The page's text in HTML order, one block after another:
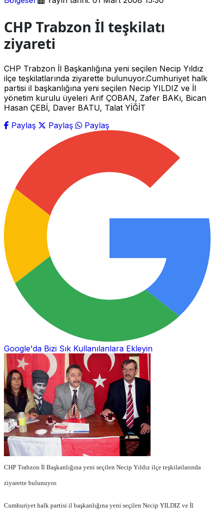
CHP Trabzon İl teşkilatı
ziyareti
CHP Trabzon İl Başkanlığına yeni seçilen Necip Yıldız
ilçe teşkilatlarında ziyarette bulunuyor.Cumhuriyet halk
partisi il başkanlığına yeni seçilen Necip YILDIZ ve İl
yönetim kurulu üyeleri Arif ÇOBAN, Zafer BAKı, Bican
Hasan ÇEBİ, Daver BATU, Talat YİĞİT
Paylaş
Paylaş Paylaş
Google'da Bizi Sık Kullanılanlara Ekleyin
CHP Trabzon İl Başkanlığına yeni seçilen Necip Yıldız ilçe teşkilatlarında
ziyarette bulunuyor.
Cumhuriyet halk partisi il başkanlığına yeni seçilen Necip YILDIZ ve İl